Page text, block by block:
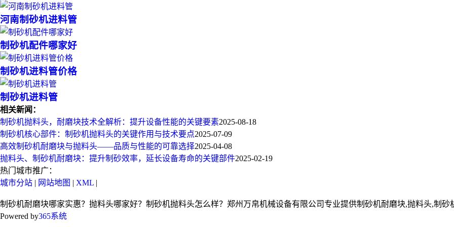
河南制砂机进料管
制砂机配件哪家好
制砂机进料管价格
制砂机进料管
相关新闻：
制砂机抛料头，耐磨块技术全解析：提升设备性能的关键要素2025-08-18
制砂机核心部件：制砂机抛料头的关键作用与技术要点2025-07-09
高效制砂机耐磨块与抛料头——品质与性能的可靠选择2025-04-08
抛料头、制砂机耐磨块：提升制砂效率，延长设备寿命的关键部件2025-02-19
热门城市推广：
城市分站 | 网站地图 | XML |
制砂机耐磨块哪家实惠？抛料头哪家好？制砂机抛料头怎么样？郑州万帛机械设备有限公司专业提供制砂机耐磨块,抛料头,制砂
Powered by365系统